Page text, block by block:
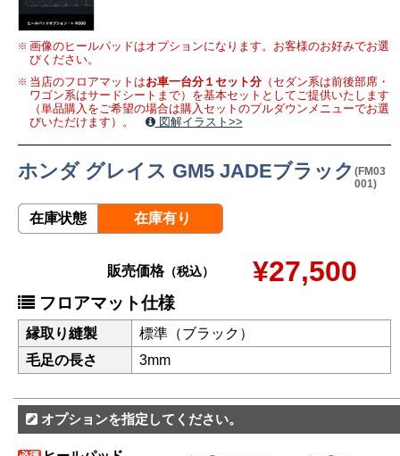
画像のヒールパッドはオプションになります。お客様のお好みでお選
びください。
当店のフロアマットはお車一台分１セット分（セダン系は前後部席・
ワゴン系はサードシートまで）を基本セットとしてご提供いたします
（単品購入をご希望の場合は購入セットのプルダウンメニューでお選
びいただけます）。
図解イラスト>>
ホンダ グレイス GM5 JADEブラック (FM03
001)
在庫状態 在庫有り
販売価格（税込） ¥27,500
フロアマット仕様
縁取り縫製
標準（ブラック）
毛足の長さ
3mm
オプションを指定してください。